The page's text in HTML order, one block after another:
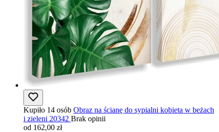
Kupiło 14 osób Obraz na ścianę do sypialni kobieta w beżach
i zieleni 20342 Brak opinii
od 162,00 zł